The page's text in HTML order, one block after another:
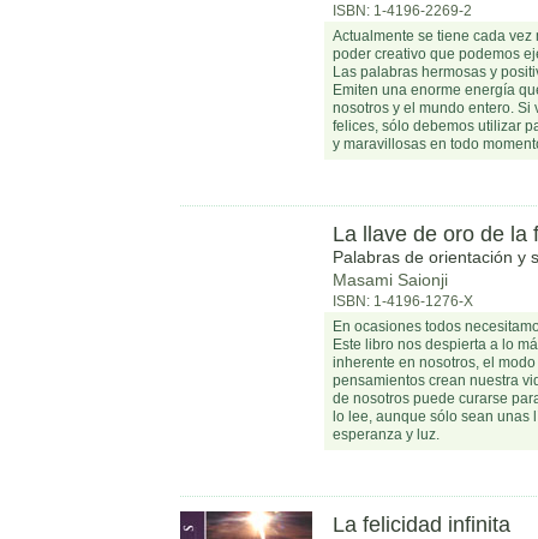
ISBN: 1-4196-2269-2
Actualmente se tiene cada
poder creativo que podemos
Las palabras hermosas y
Emiten una enorme energía
nosotros y el mundo entero.
felices, sólo debemos utilizar
y maravillosas en todo
La llave de oro de la
Palabras de orientación y
Masami Saionji
ISBN: 1-4196-1276-X
En ocasiones todos
Este libro nos despierta a lo
inherente en nosotros, el
pensamientos crean nuestra
de nosotros puede curarse
lo lee, aunque sólo sean unas
esperanza y luz.
La felicidad infinita